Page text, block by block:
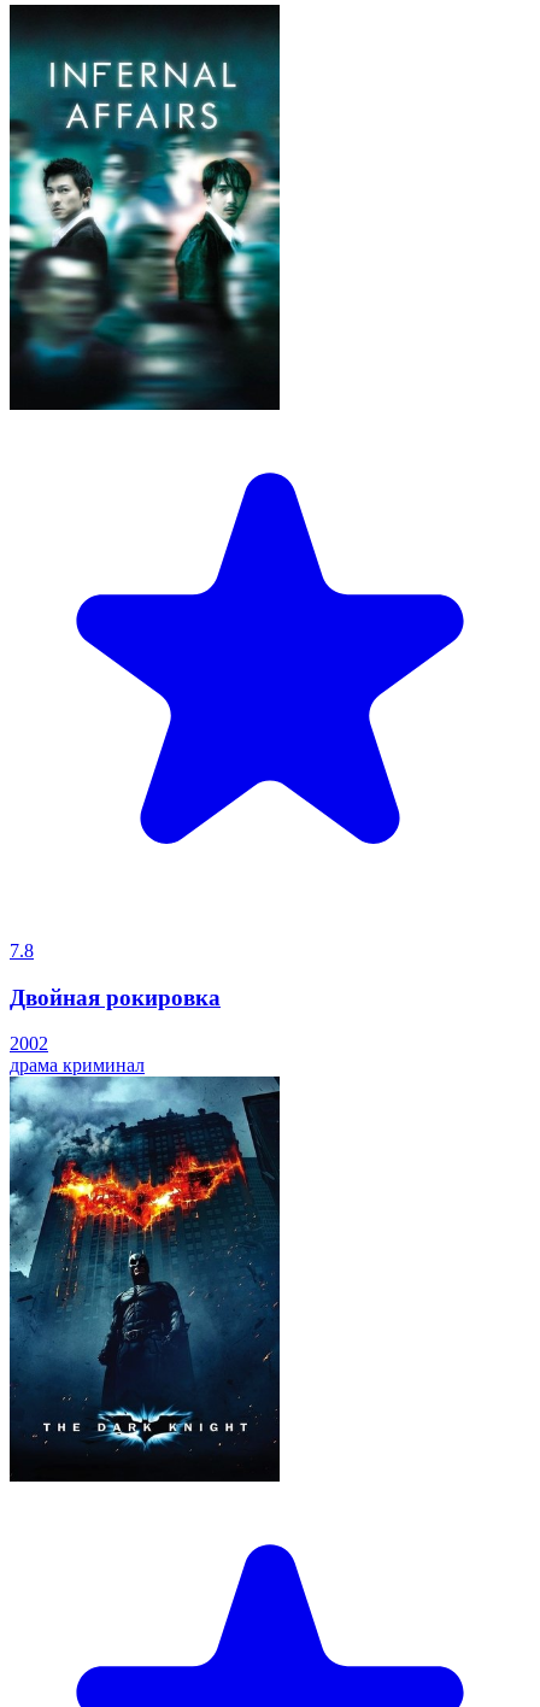
7.8
Двойная рокировка
2002
драма криминал